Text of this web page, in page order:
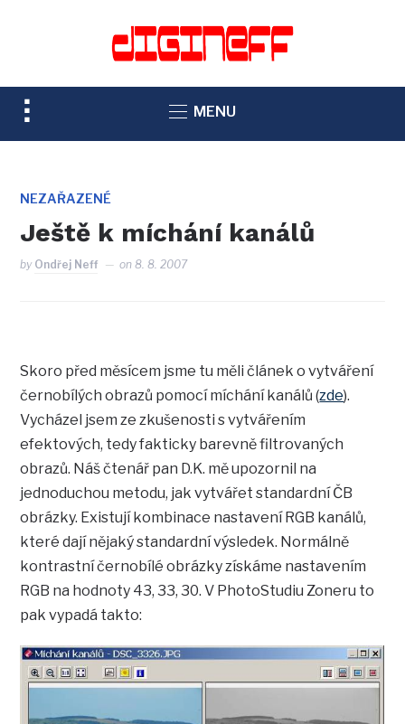
TOGGLE
SIDEBAR
NAVIGATION
MENU
NEZAŘAZENÉ
Ještě k míchání kanálů
by Ondřej Neff on8. 8. 2007
Skoro před měsícem jsme tu měli článek o vytváření
černobílých obrazů pomocí míchání kanálů (zde).
Vycházel jsem ze zkušenosti s vytvářením
efektových, tedy fakticky barevně filtrovaných
obrazů. Náš čtenář pan D.K. mě upozornil na
jednoduchou metodu, jak vytvářet standardní ČB
obrázky. Existují kombinace nastavení RGB kanálů,
které dají nějaký standardní výsledek. Normálně
kontrastní černobílé obrázky získáme nastavením
RGB na hodnoty 43, 33, 30. V PhotoStudiu Zoneru to
pak vypadá takto: